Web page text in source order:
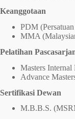
Keanggotaan
PDM
MMA
Pelatihan
Masters
Advance
Sertifikasi Dewan
M.B.B.S.